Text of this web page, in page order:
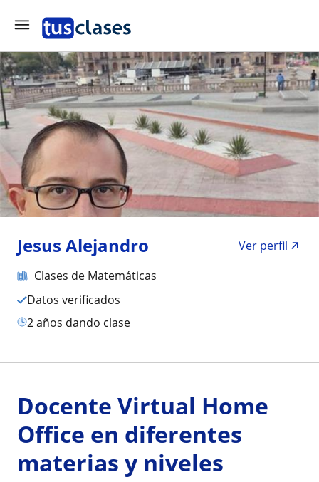
Jesus Alejandro
Ver perfil
Clases de Matemáticas
Datos verificados
2 años dando clase
Docente Virtual Home
Office en diferentes
materias y niveles